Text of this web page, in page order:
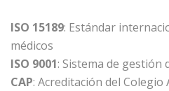
ISO 15189: Estándar
médicos
ISO 9001: Sistema de gestión
CAP: Acreditación del